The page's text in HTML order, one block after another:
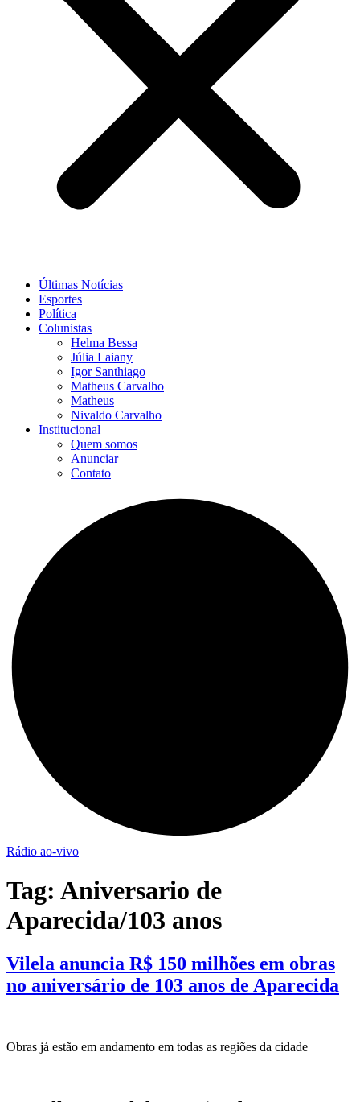
Últimas Notícias
Esportes
Política
Colunistas
Helma Bessa
Júlia Laiany
Igor Santhiago
Matheus Carvalho
Matheus
Nivaldo Carvalho
Institucional
Quem somos
Anunciar
Contato
Rádio ao-vivo
Tag: Aniversario de
Aparecida/103 anos
Vilela anuncia R$ 150 milhões em obras
no aniversário de 103 anos de Aparecida
Obras já estão em andamento em todas as regiões da cidade